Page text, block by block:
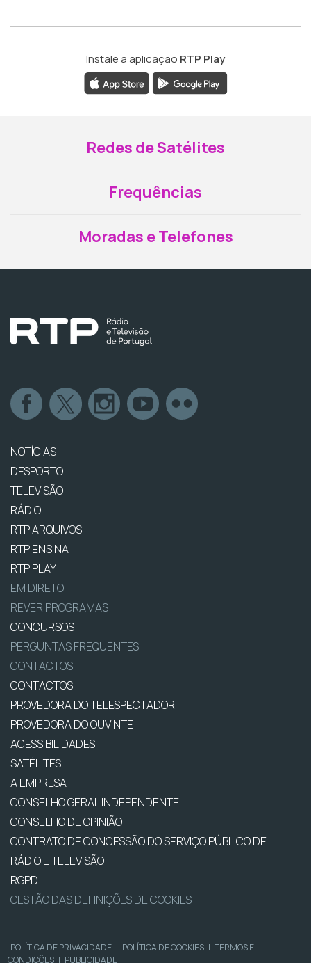
Instale a aplicação RTP Play
Redes de Satélites
Frequências
Moradas e Telefones
NOTÍCIAS
DESPORTO
TELEVISÃO
RÁDIO
RTP ARQUIVOS
RTP ENSINA
RTP PLAY
EM DIRETO
REVER PROGRAMAS
CONCURSOS
PERGUNTAS FREQUENTES
CONTACTOS
CONTACTOS
PROVEDORA DO TELESPECTADOR
PROVEDORA DO OUVINTE
ACESSIBILIDADES
SATÉLITES
A EMPRESA
CONSELHO GERAL INDEPENDENTE
CONSELHO DE OPINIÃO
CONTRATO DE CONCESSÃO DO SERVIÇO PÚBLICO DE
RÁDIO E TELEVISÃO
RGPD
GESTÃO DAS DEFINIÇÕES DE COOKIES
POLÍTICA DE PRIVACIDADE | POLÍTICA DE COOKIES | TERMOS E
CONDIÇÕES | PUBLICIDADE